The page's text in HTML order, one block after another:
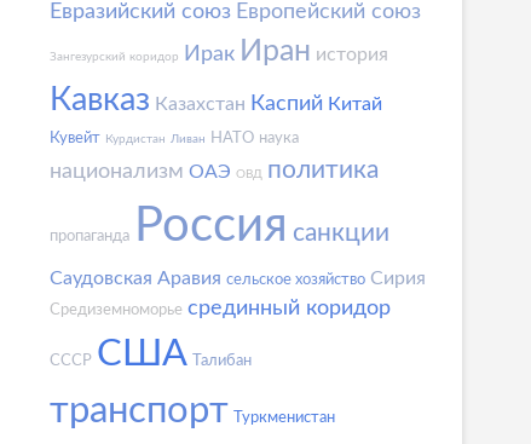
Евразийский союз Европейский союз
Зангезурский коридор Ирак Иран история
Кавказ Казахстан Каспий Китай
Кувейт Курдистан Ливан НАТО наука
национализм ОАЭ ОВД политика
пропаганда Россия санкции
Саудовская Аравия сельское хозяйство Сирия
Средиземноморье срединный коридор
СССР США Талибан
транспорт Туркменистан